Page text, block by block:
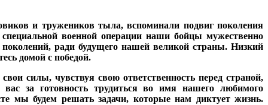
и тружеников тыла, вспоминали подвиг поколения
военной операции наши бойцы мужественно
ради будущего нашей великой страны. Низкий
домой с победой.
силы, чувствуя свою ответственность перед страной,
за готовность трудиться во имя нашего любимого
мы будем решать задачи, которые нам диктует жизнь.